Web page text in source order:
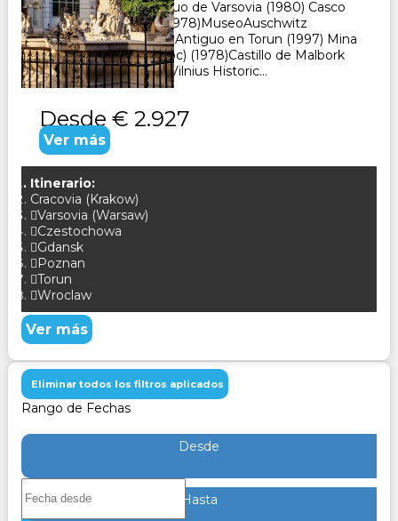
Visitando: Casco Antiguo de Varsovia (1980) Casco
Antiguo de Cracovia (1978)MuseoAuschwitz
Birkenau (1979) Casco Antiguo en Torun (1997) Mina
de sal de Wieliczka (opc) (1978)Castillo de Malbork
(1997) Casco Antiguo Vilnius Historic...
Desde € 2.927
Ver más
Itinerario:
Cracovia (Krakow)
Varsovia (Warsaw)
Czestochowa
Gdansk
Poznan
Torun
Wroclaw
Ver más
Eliminar todos los filtros aplicados
Rango de Fechas
Desde
Hasta